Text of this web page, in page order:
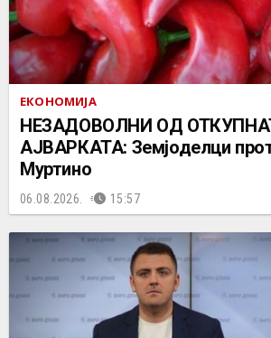
ЕКОНОМИЈА
НЕЗАДОВОЛНИ ОД
АЈВАРКАТА: Земјоделци
Муртино
06.08.2026. 15:57